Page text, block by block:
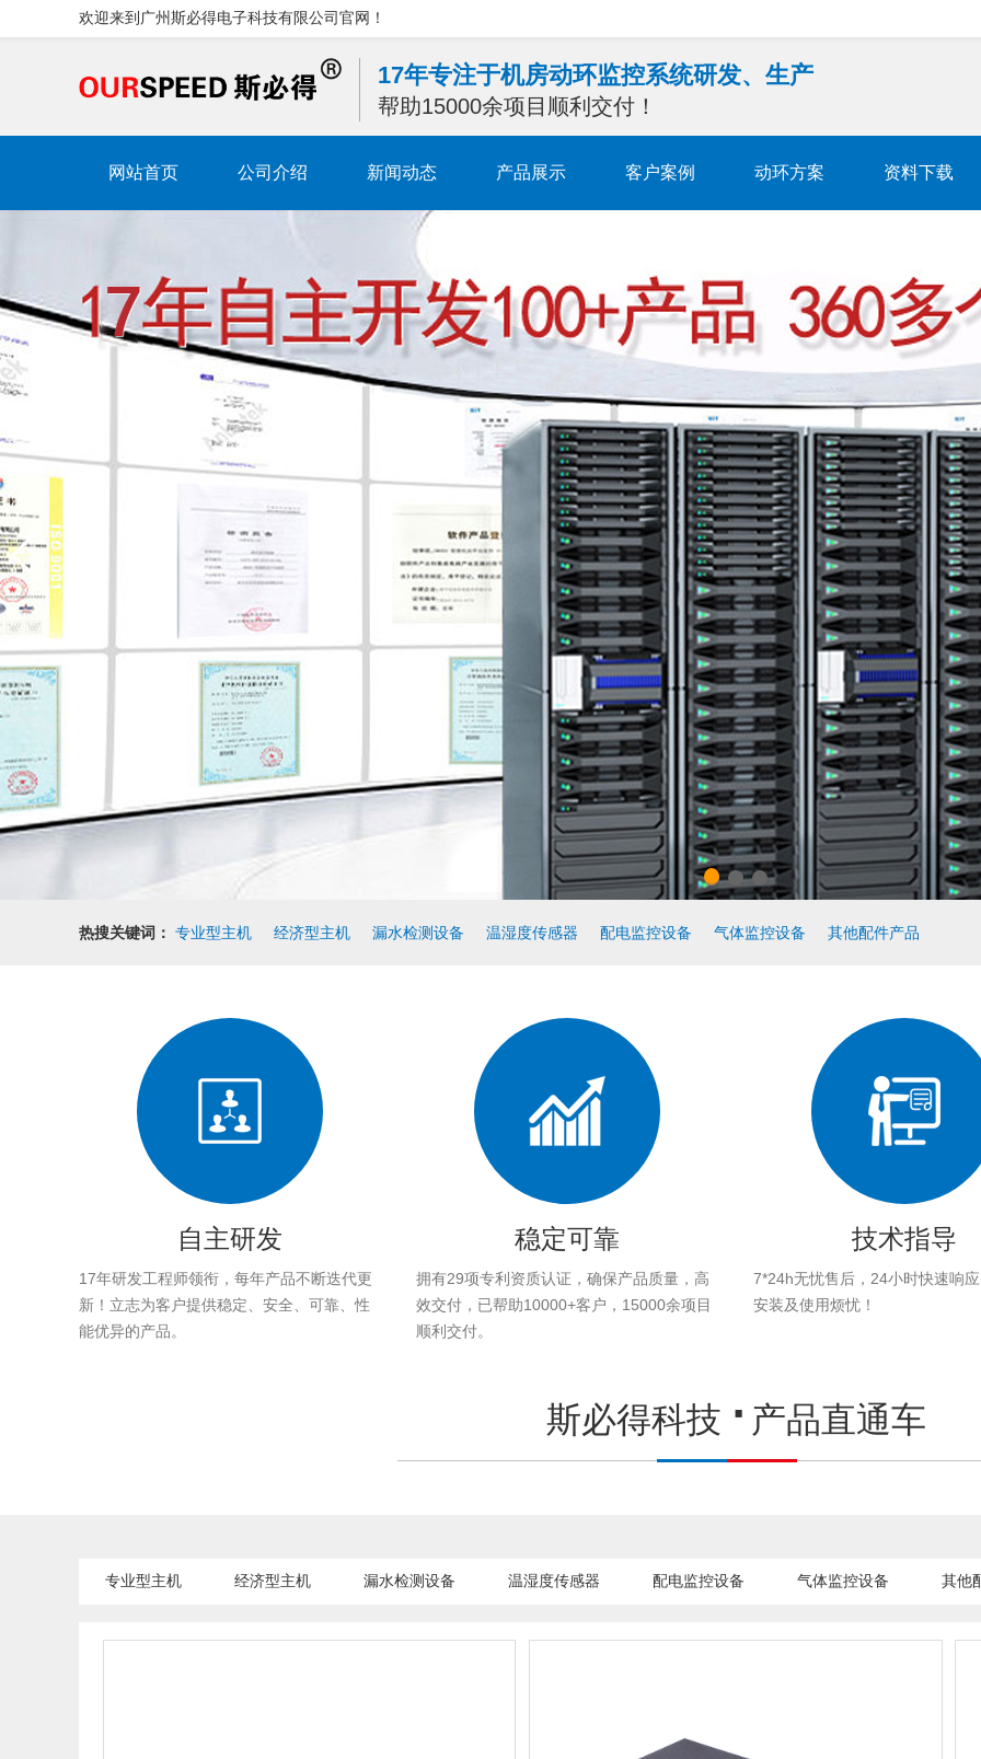
欢迎来到广州斯必得电子科技有限公司官网！
17年专注于机房动环监控系统研发、生产
帮助15000余项目顺利交付！
网站首页 公司介绍 新闻动态 产品展示 客户案例 动环方案 资料下载
热搜关键词： 专业型主机 经济型主机 漏水检测设备 温湿度传感器 配电监控设备 气体监控设备 其他配件产品
自主研发
17年研发工程师领衔，每年产品不断迭代更
新！立志为客户提供稳定、安全、可靠、性
能优异的产品。
稳定可靠
拥有29项专利资质认证，确保产品质量，高
效交付，已帮助10000+客户，15000余项目
顺利交付。
技术指导
7*24h无忧售后，24小时快速响
安装及使用烦忧！
斯必得科技 产品直通车
专业型主机 经济型主机 漏水检测设备 温湿度传感器 配电监控设备 气体监控设备 其他